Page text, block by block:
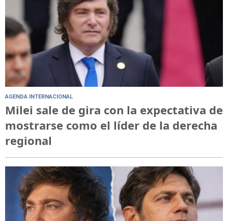
AGENDA INTERNACIONAL
Milei sale de gira con la expectativa de
mostrarse como el líder de la derecha
regional